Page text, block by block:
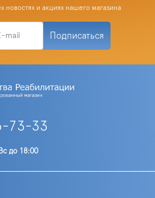
новостях и акциях нашего магазина
Подписаться
73-33
до 18:00